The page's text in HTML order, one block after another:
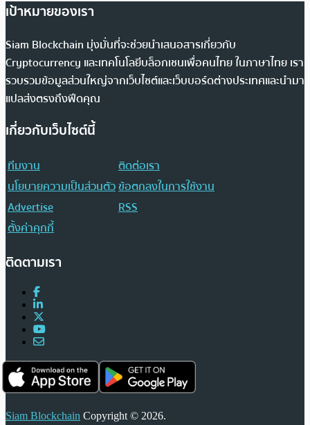
เป้าหมายของเรา
Siam Blockchain มุ่งมั่นที่จะช่วยนำเสนอสารเกี่ยวกับ
Cryptocurrency และเทคโนโลยีบล็อกเชนเพื่อคนไทย ในภาษาไทย เรา
รวบรวมข้อมูลส่วนใหญ่จากเว็บไซต์และเว็บบอร์ดต่างประเทศและนำมา
แปลส่งตรงถึงฟีดคุณ
เกี่ยวกับเว็บไซต์นี้
ทีมงาน
ติดต่อเรา
นโยบายความเป็นส่วนตัวข้อตกลงในการใช้งาน
Advertise
RSS
ตั้งค่าคุกกี้
ติดตามเรา
Siam Blockchain Copyright © 2026.